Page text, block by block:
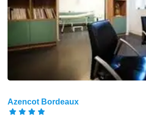
Azencot Bordeaux